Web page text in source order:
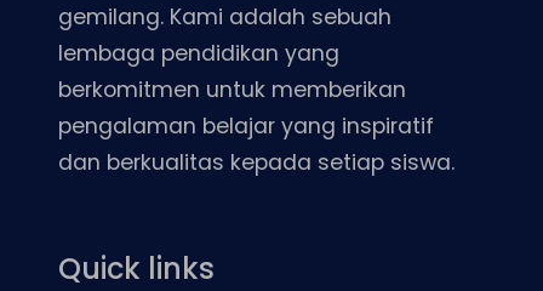
gemilang. Kami adalah sebuah
lembaga pendidikan yang
berkomitmen untuk memberikan
pengalaman belajar yang inspiratif
dan berkualitas kepada setiap siswa.
Quick links